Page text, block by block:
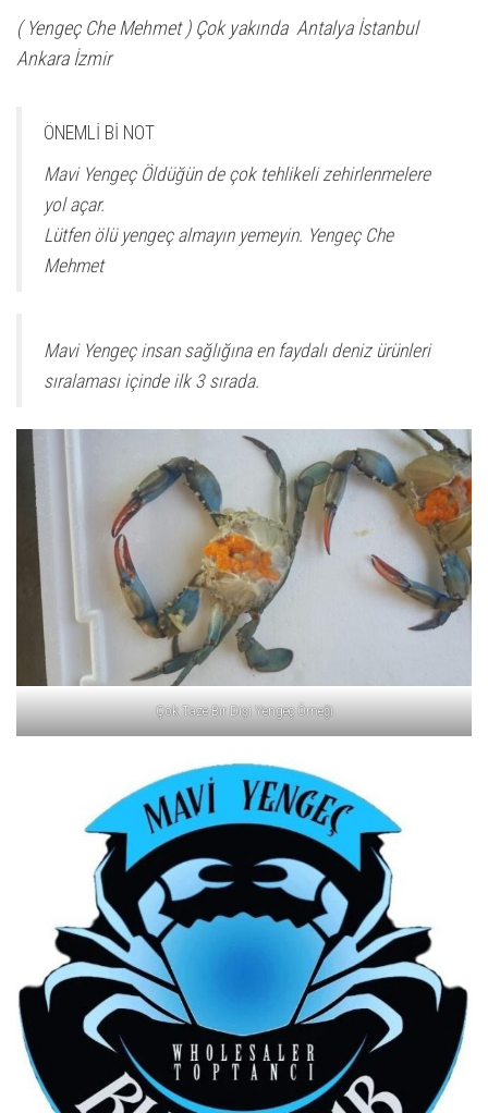
( Yengeç Che Mehmet ) Çok yakında Antalya İstanbul
Ankara İzmir
ÖNEMLİ Bİ NOT
Mavi Yengeç Öldüğün de çok tehlikeli zehirlenmelere
yol açar.
Lütfen ölü yengeç almayın yemeyin. Yengeç Che
Mehmet
Mavi Yengeç insan sağlığına en faydalı deniz ürünleri
sıralaması içinde ilk 3 sırada.
Çok Taze Bir Dişi Yengeç Örneği